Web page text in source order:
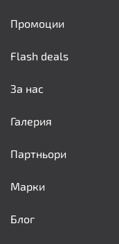
Промоции
Flash deals
За нас
Галерия
Партньори
Марки
Блог